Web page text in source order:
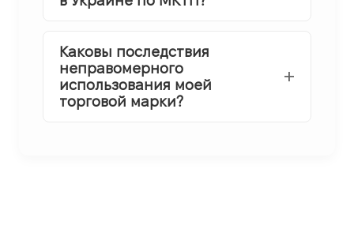
Каковы последствия
неправомерного
использования моей
торговой марки?